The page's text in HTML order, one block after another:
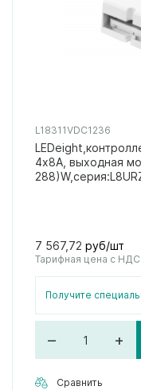
L18311VDC1236
4х8А, выходная
7 567,72 руб/шт
Тарифная цена с НДС
Получите
– +
Сравнить